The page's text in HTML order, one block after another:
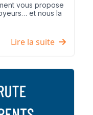
vous propose
et nous la
Lire la suite